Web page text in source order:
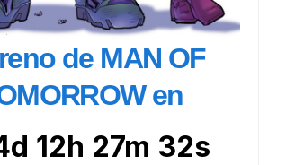
de MAN OF
en
12h 27m 31s